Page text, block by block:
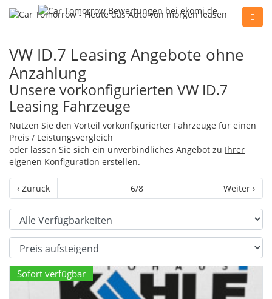
VW ID.7 Leasing Angebote ohne
Anzahlung
Unsere vorkonfigurierten VW ID.7
Leasing Fahrzeuge
Nutzen Sie den Vorteil vorkonfigurierter Fahrzeuge für einen
Preis / Leistungsvergleich
oder lassen Sie sich ein unverbindliches Angebot zu Ihrer
eigenen Konfiguration erstellen.
‹ Zurück 6/8 Weiter ›
Verfügbarkeit
Sortierung
Sofort verfügbar
Sie haben Fragen, oder benötigen Hilfe?
Gerne beraten wir Sie persönlich am Telefon:
+49(0)89 74 83 59-10
Fahrzeug Konfigurator
Alle Hersteller
Kontakt